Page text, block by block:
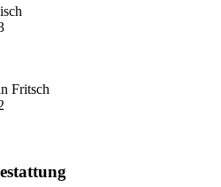
Fritsch